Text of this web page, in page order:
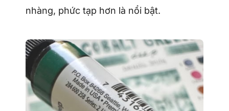
nhàng, phức tạp hơn là nổi bật.